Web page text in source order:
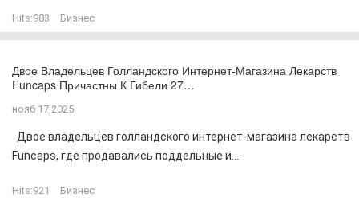
Hits:983 Бизнес
Двое Владельцев Голландского Интернет-Магазина Лекарств
Funcaps Причастны К Гибели 27…
нояб 17,2025
Двое владельцев голландского интернет-магазина лекарств
Funcaps, где продавались поддельные и...
Hits:921 Бизнес